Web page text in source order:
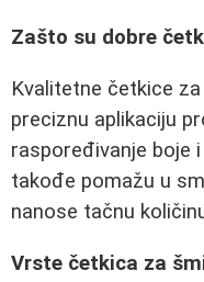
Zašto su dobre
Kvalitetne četkice
preciznu aplikaciju
raspoređivanje boje
takođe pomažu u
nanose tačnu
Vrste četkica za